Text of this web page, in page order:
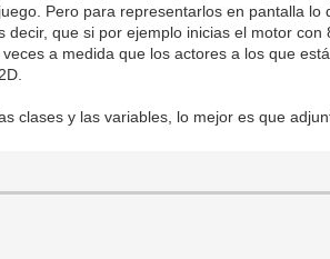
Pero para representarlos en pantalla
decir, que si por ejemplo inicias el motor
a medida que los actores a los que
clases y las variables, lo mejor es que